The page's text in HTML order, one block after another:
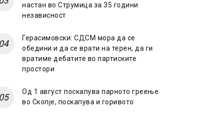
настан во Струмица за 35 години
независност
Герасимовски: СДСМ мора да се
обедини и да се врати на терен, да ги
вратиме дебатите во партиските
простори
Од 1 август поскапува парното греење
во Скопје, поскапува и горивото